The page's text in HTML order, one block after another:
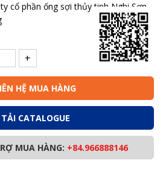
cổ phần ống sợi thủy tinh Nghi Sơn
+
HỆ MUA HÀNG
TẢI CATALOGUE
MUA HÀNG: +84.966888146